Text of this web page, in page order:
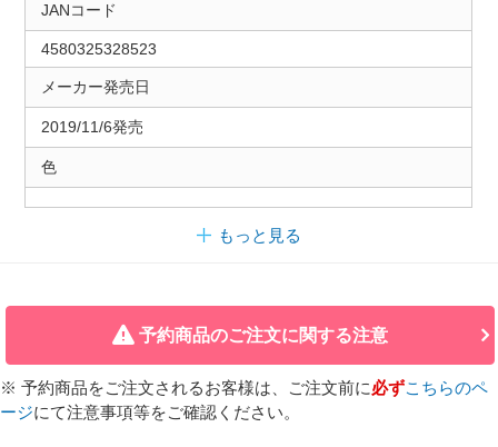
JANコード
4580325328523
メーカー発売日
2019/11/6発売
色
もっと見る
予約商品のご注文に関する注意
※ 予約商品をご注文されるお客様は、ご注文前に必ずこちらのペ
ージにて注意事項等をご確認ください。